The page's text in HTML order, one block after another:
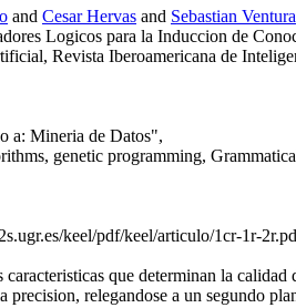
and Cesar Hervas and Sebastian Ventura
Logicos para la Induccion de
Revista Iberoamericana de
a: Mineria de Datos",
genetic programming,
keel/pdf/keel/articulo/1cr-1r-
que determinan la
precision, relegandose a un segundo